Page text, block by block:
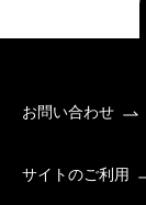
お問い合わせ
サイトのご利用